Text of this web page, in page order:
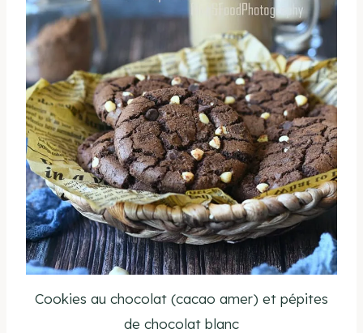
Cookies au chocolat (cacao amer) et pépites
de chocolat blanc